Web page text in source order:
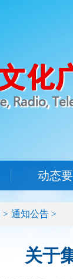
动态
> 通知公告 >
关于